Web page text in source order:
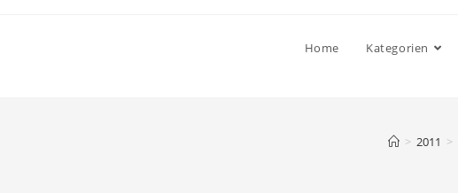
Home Kategorien
> 2011 >